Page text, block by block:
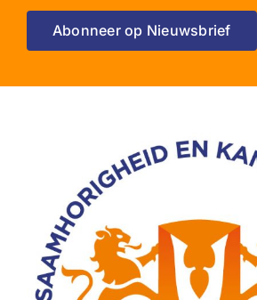
Abonneer op Nieuwsbrief